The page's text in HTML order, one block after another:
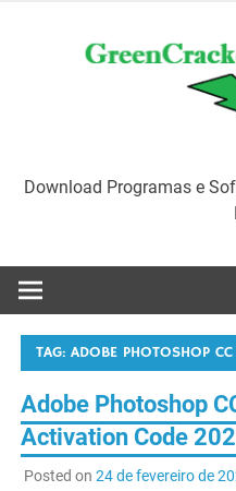
Download Programas e
TAG:ADOBE PHOTOSHOP
Adobe Photoshop
Activation Code
Posted on 24 de fevereiro de